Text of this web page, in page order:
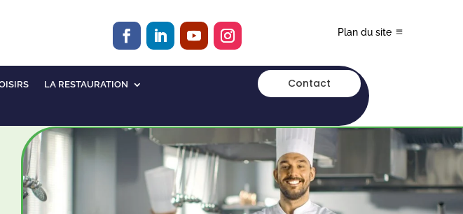
Plan du site
LA RESTAURATION Contact